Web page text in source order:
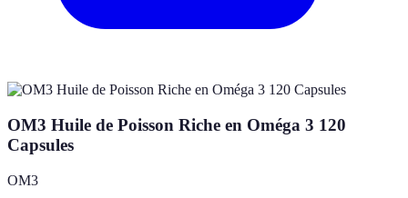
OM3 Huile de Poisson Riche en Oméga 3 120
Capsules
OM3